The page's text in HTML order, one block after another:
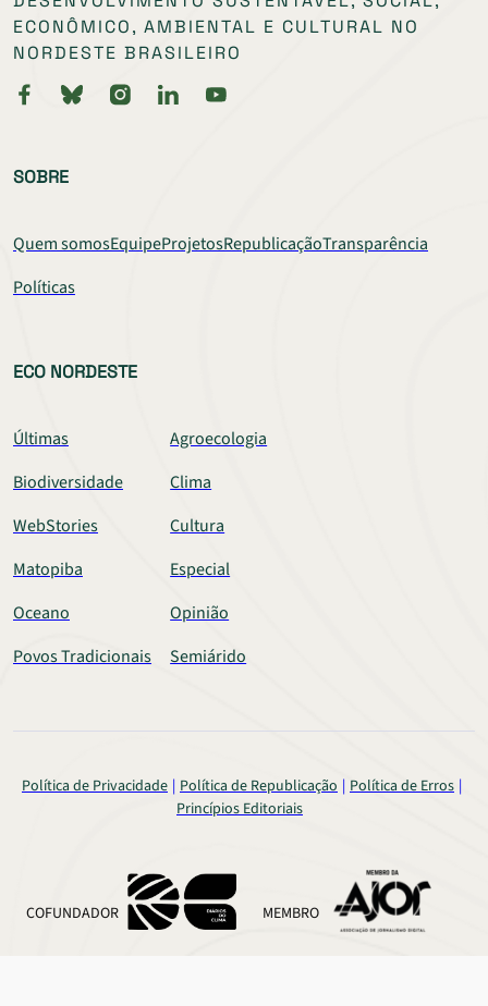
ECONÔMICO, AMBIENTAL E CULTURAL NO
NORDESTE BRASILEIRO
SOBRE
Quem somosEquipeProjetosRepublicaçãoTransparência
Políticas
ECO NORDESTE
Últimas
Agroecologia
Biodiversidade
Clima
WebStories
Cultura
Matopiba
Especial
Oceano
Opinião
Povos Tradicionais
Semiárido
Política de Privacidade Política de Republicação Política de Erros
Princípios Editoriais
COFUNDADOR MEMBRO